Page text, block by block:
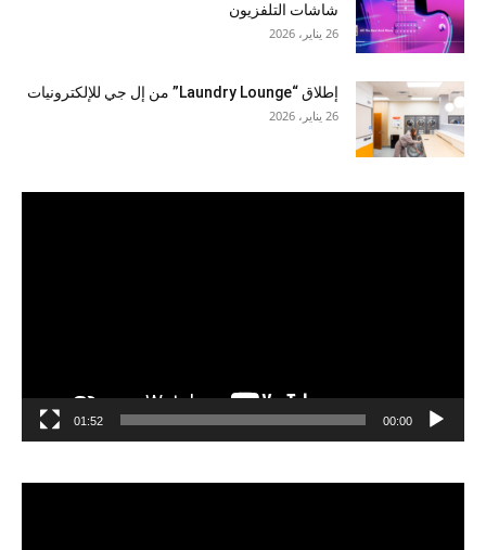
شاشات التلفزيون
26 يناير، 2026
إطلاق “Laundry Lounge” من إل جي للإلكترونيات
26 يناير، 2026
00:00
01:52